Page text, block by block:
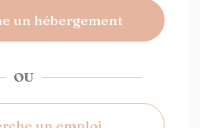
un hébergement
OU